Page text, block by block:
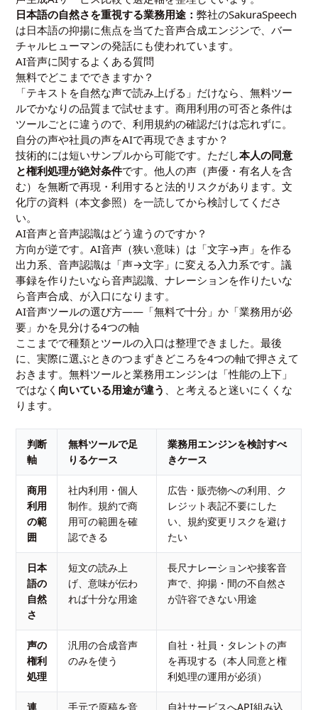
日本語の自然さを重視する業務用途：弊社のSakuraSpeech
は日本語の抑揚に焦点を当てた音声合成エンジンで、バー
チャルヒューマンの発話にも使われています。
AI音声に関するよくある質問
無料でどこまでできますか？
「テキストを自然な声で読み上げる」だけなら、無料ツー
ルでかなりの品質まで試せます。商用利用の可否と条件は
ツールごとに違うので、利用規約の確認だけは忘れずに。
自分の声や社員の声をAIで再現できますか？
技術的には短いサンプルから可能です。ただし本人の同意
と権利処理が絶対条件です。他人の声（声優・有名人を含
む）を無断で再現・利用すると法的リスクがあります。文
化庁の資料（本文参照）を一読してから検討してくださ
い。
AI音声と音声認識はどう違うのですか？
方向が逆です。AI音声（狭い意味）は「文字→声」を作る
出力系、音声認識は「声→文字」に変える入力系です。議
事録を作りたいなら音声認識、ナレーションを作りたいな
ら音声合成、が入口になります。
AI音声ツールの選び方――「無料で十分」か「業務用が必
要」かを見分ける4つの軸
ここまでで種類とツールの入口は整理できました。最後
に、実際に選ぶときのつまずきどころを4つの軸で押さえて
おきます。無料ツールと業務用エンジンは「性能の上下」
ではなく 向いている用途が違う 、と考えると迷いにくくな
ります。
判断
軸
無料ツールで足
りるケース
業務用エンジンを検討すべ
きケース
商用
利用
の範
囲
社内利用・個人
制作。規約で商
用可の範囲を確
認できる
広告・販売物への利用、ク
レジット表記不要にした
い、規約変更リスクを避け
たい
日本
語の
自然
さ
短文の読み上
げ、意味が伝わ
れば十分な用途
長尺ナレーションや接客音
声で、抑揚・間の不自然さ
が許容できない用途
声の
権利
処理
汎用の合成音声
のみを使う
自社・社員・タレントの声
を再現する（本人同意と権
利処理の運用が必須）
連 手元で原稿を音 自社サービスへAPI組み込